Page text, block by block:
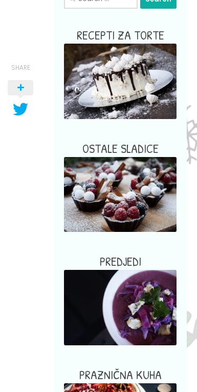
SHARE
for:
RECEPTI ZA TORTE
OSTALE SLADICE
PREDJEDI
PRAZNIČNA KUHA